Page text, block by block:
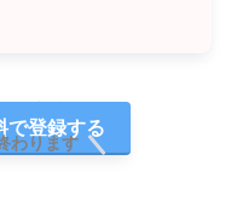
で登録する
わります